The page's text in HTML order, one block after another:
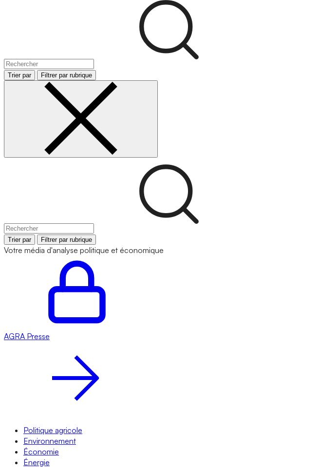
Trier par Filtrer par rubrique
Trier par Filtrer par rubrique
Votre média d'analyse politique et économique
AGRA Presse
Politique agricole
Environnement
Économie
Énergie